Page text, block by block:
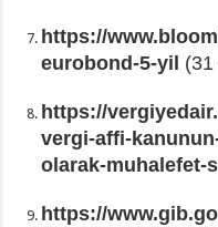
https://
eurobond-5-yil
https://
vergi-affi-
olarak-muhalefet-
https://